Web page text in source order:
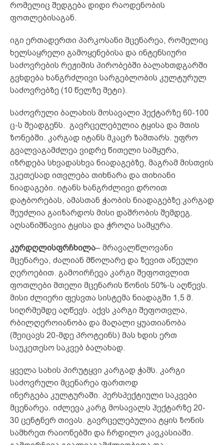
რომელიც შედგება დიდი რაოდენობის
ფოთლებისაგან.
იგი ერთადერთი პარკოსანი მცენარეა, რომელიც
ხელსაყრელი გამოყენებისა და ინტენსიური
საძოვრების რეჟიმის პირობებში ბალახთდგარში
გვხდება ხანგრძლივი სარგებლობის კულტურულ
საძოვრებზე (10 წელზე მეტი).
საძოვრული ბალახის მოსავალი ჰექტარზე 60-100
ც-ს შეადგენს. გავრცელებულია ტყისა და მთის
ზონებში. კარგად იტანს მკაცრ ზამთარს. უფრო
გვალვაგამძლეა ვიდრე წითელი სამყურა,
იზრდება სხვადასხვა ნიადაგებზე, მაგრამ მისთვის
უკეთესად ითვლება თიხნარა და თიხიანი
ნიადაგები. იტანს ხანგრძლივი დროით
დატბორებას, ამასთან ჭაობის ნიადაგებზე კარგად
შეუძლია გაიზარდოს მისი დაშრობის შემდეგ.
აღსანიშნავია ტყისა და ჭროღა სამყურა.
კურდღლისფრჩხილა– მრავალწლოვანი
მცენარეა, ძალიან მწოლარე და ზევით აწეული
ღეროებით. გამოირჩევა კარგი შეფოთვლით
ფოთლები მთელი მცენარის წონის 50%-ს აღწევს.
მისი ძლიერი ფესვთა სისტემა ნიადაგში 1,5 მ.
სიღრმემდე აღწევს. აქვს კარგი შეფოთვლა,
რბილღეროიანობა და მაღალი ყუათიანობა
(შეიცავს 20-მდე პროტეინს) მას ხდის ერთ
საუკეთესო საკვებ ბალახად.
ყველა სახის პირუტყვი კარგად ჭამს. კარგი
საძოვრული მცენარეა ფართოდ
ინერგება კულტურაში. პერსპექტიული საკვები
მცენარეა. იძლევა კარგ მოსავალს ჰექტარზე 20-
30 ცენტნერ თივას. გავრცელებულია ტყის ზონის
სამხრეთ რაიონებში და ჩრდილო კავკასიაში.